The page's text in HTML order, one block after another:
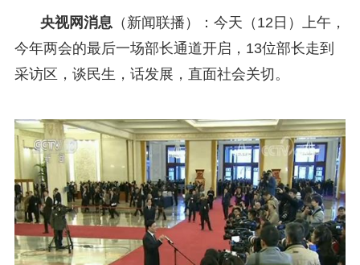
央视网消息 （新闻联播）：今天（12日）上午，
今年两会的最后一场部长通道开启，13位部长走到
采访区，谈民生，话发展，直面社会关切。